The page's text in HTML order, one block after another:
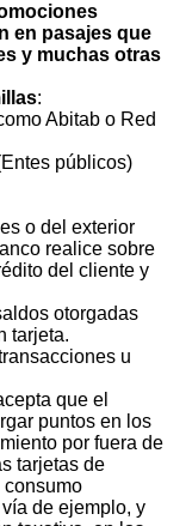
en pasajes que
y muchas otras
:
Abitab o Red
públicos)
o del exterior
realice sobre
del cliente y
otorgadas
tarjeta.
u
que el
puntos en los
por fuera de
tarjetas de
consumo
de ejemplo, y